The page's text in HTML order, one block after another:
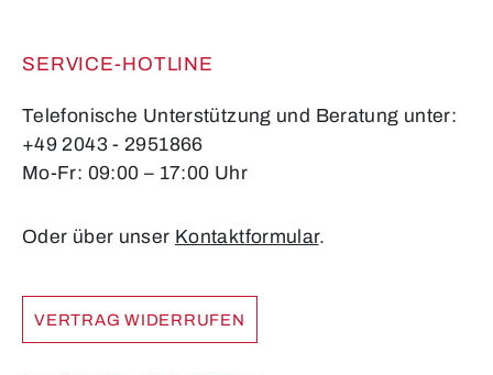
SERVICE-HOTLINE
Telefonische Unterstützung und Beratung unter:
+49 2043 - 2951866
Mo-Fr: 09:00 – 17:00 Uhr
Oder über unser Kontaktformular.
VERTRAG WIDERRUFEN